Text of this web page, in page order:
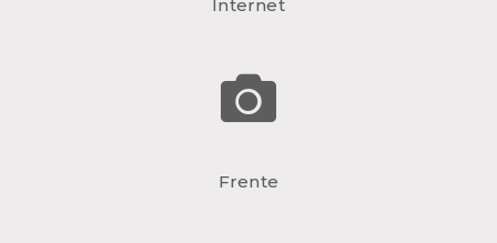
Internet
Frente